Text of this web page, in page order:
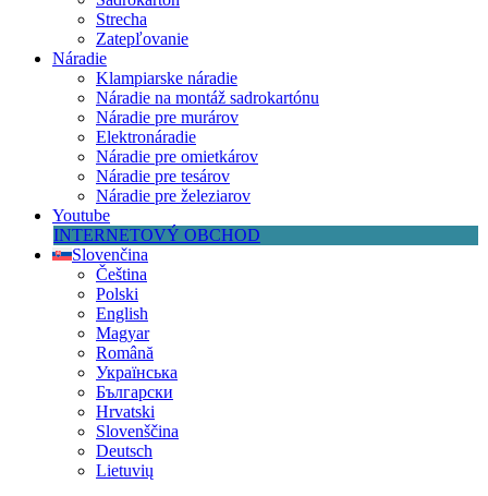
Strecha
Zatepľovanie
Náradie
Klampiarske náradie
Náradie na montáž sadrokartónu
Náradie pre murárov
Elektronáradie
Náradie pre omietkárov
Náradie pre tesárov
Náradie pre železiarov
Youtube
INTERNETOVÝ OBCHOD
Slovenčina
Čeština
Polski
English
Magyar
Română
Українська
Български
Hrvatski
Slovenščina
Deutsch
Lietuvių